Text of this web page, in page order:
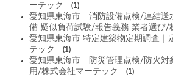
ーテック
(1)
愛知県東海市 消防設備点検/連結送
備 疑似負荷試験/報告義務 業者選び/
愛知県東海市 特定建築物定期調査｜
テック
(1)
愛知県東海市 防災管理点検/防火対
用/株式会社マーテック
(1)